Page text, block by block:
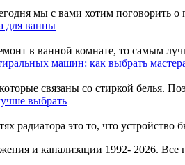
мы с вами хотим поговорить
для ванны
в ванной комнате, то самым
машин: как выбрать
связаны со стиркой белья.
выбрать
радиатора это то, что
и канализации 1992- 2026. Все